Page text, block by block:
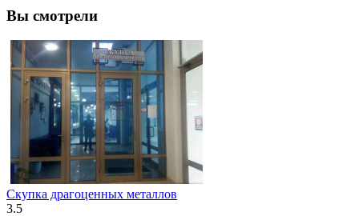
Вы смотрели
Скупка драгоценных металлов
3.5